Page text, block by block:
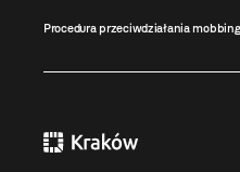
Procedura przeciwdziałania